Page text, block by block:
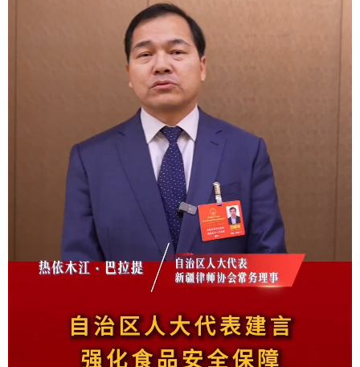
广西
贵州
甘肃
内蒙古 黑龙江
多语种频道
Français
Русский язык 日本語
Deutsch Português